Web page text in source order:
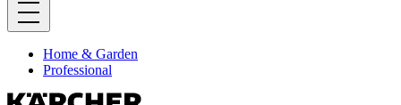
Home & Garden
Professional